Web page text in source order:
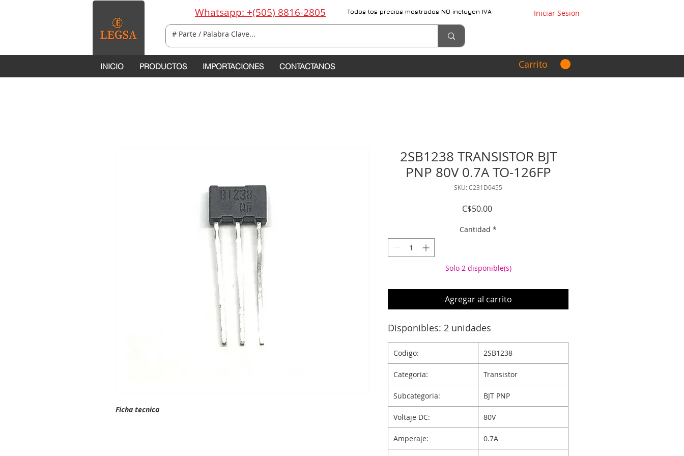
Whatsapp: +(505) 8816-2805 Todos los precios mostrados NO incluyen IVA Iniciar Sesion
INICIO PRODUCTOS IMPORTACIONES CONTACTANOS Carrito
Ficha tecnica
2SB1238 TRANSISTOR BJT
PNP 80V 0.7A TO-126FP
SKU: C231D0455
C$50.00Precio
Cantidad *
Solo 2 disponible(s)
Agregar al carrito
Disponibles: 2 unidades
Codigo: 2SB1238
Categoria: Transistor
Subcategoria: BJT PNP
Voltaje DC: 80V
Amperaje: 0.7A